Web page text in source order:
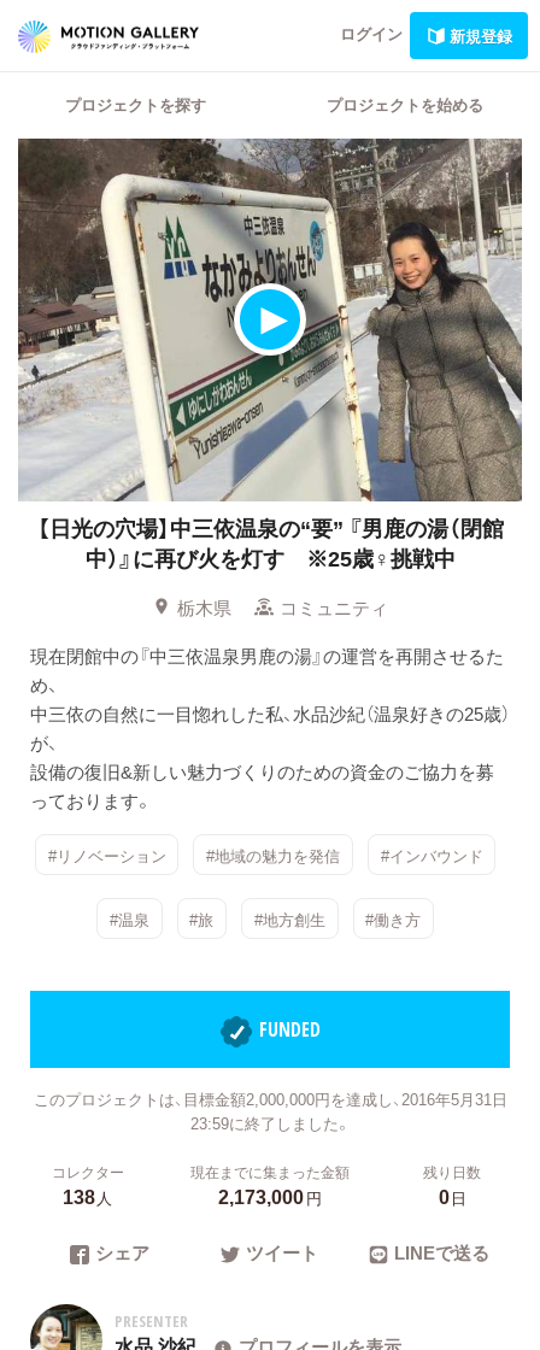
ログイン 新規登録
プロジェクトを探す プロジェクトを始める
【日光の穴場】中三依温泉の“要” 『男鹿の湯（閉館
中）』に再び火を灯す ※25歳♀挑戦中
栃木県
コミュニティ
現在閉館中の『中三依温泉男鹿の湯』の運営を再開させるた
め、
中三依の自然に一目惚れした私、水品沙紀（温泉好きの25歳）
が、
設備の復旧&新しい魅力づくりのための資金のご協力を募
っております。
#リノベーション #地域の魅力を発信 #インバウンド
#温泉 #旅 #地方創生 #働き方
FUNDED
このプロジェクトは、目標金額2,000,000円を達成し、2016年5月31日
23:59に終了しました。
コレクター
138人
現在までに集まった金額
2,173,000円
残り日数
0日
シェア ツイート LINEで送る
PRESENTER